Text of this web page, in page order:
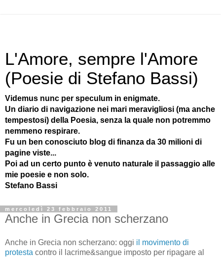
L'Amore, sempre l'Amore
(Poesie di Stefano Bassi)
Videmus nunc per speculum in enigmate.
Un diario di navigazione nei mari meravigliosi (ma anche
tempestosi) della Poesia, senza la quale non potremmo
nemmeno respirare.
Fu un ben conosciuto blog di finanza da 30 milioni di
pagine viste...
Poi ad un certo punto è venuto naturale il passaggio alle
mie poesie e non solo.
Stefano Bassi
mercoledì 23 febbraio 2011
Anche in Grecia non scherzano
Anche in Grecia non scherzano: oggi il movimento di
protesta contro il lacrime&sangue imposto per ripagare al